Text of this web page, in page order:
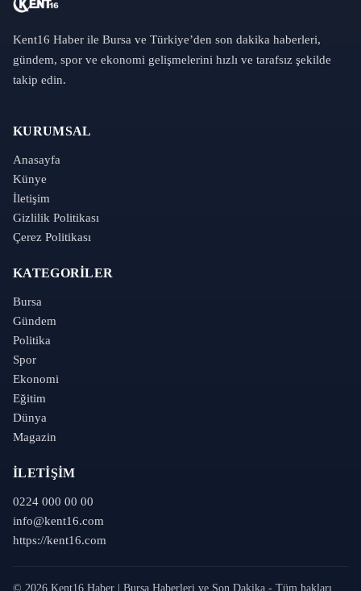
Kent16 Haber ile Bursa ve Türkiye’den son dakika haberleri,
gündem, spor ve ekonomi gelişmelerini hızlı ve tarafsız şekilde
takip edin.
KURUMSAL
Anasayfa
Künye
İletişim
Gizlilik Politikası
Çerez Politikası
KATEGORILER
Bursa
Gündem
Politika
Spor
Ekonomi
Eğitim
Dünya
Magazin
İLETIŞIM
0224 000 00 00
info@kent16.com
https://kent16.com
© 2026 Kent16 Haber | Bursa Haberleri ve Son Dakika - Tüm hakları